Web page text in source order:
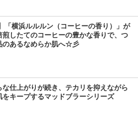
「横浜ルルルン（コーヒーの香り）」が
煎したてのコーヒーの豊かな香りで、つ
のあるなめらか肌へ☆彡
な仕上がりが続き、テカリを抑えながら
をキープするマッドブラーシリーズ